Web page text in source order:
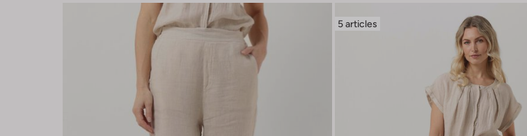
5 articles